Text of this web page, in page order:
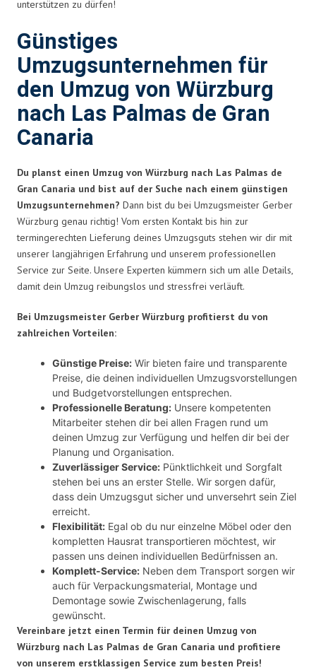
unterstützen zu dürfen!
Günstiges
Umzugsunternehmen für
den Umzug von Würzburg
nach Las Palmas de Gran
Canaria
Du planst einen Umzug von Würzburg nach Las Palmas de
Gran Canaria und bist auf der Suche nach einem günstigen
Umzugsunternehmen? Dann bist du bei Umzugsmeister Gerber
Würzburg genau richtig! Vom ersten Kontakt bis hin zur
termingerechten Lieferung deines Umzugsguts stehen wir dir mit
unserer langjährigen Erfahrung und unserem professionellen
Service zur Seite. Unsere Experten kümmern sich um alle Details,
damit dein Umzug reibungslos und stressfrei verläuft.
Bei Umzugsmeister Gerber Würzburg profitierst du von
zahlreichen Vorteilen:
Günstige Preise: Wir bieten faire und transparente
Preise, die deinen individuellen Umzugsvorstellungen
und Budgetvorstellungen entsprechen.
Professionelle Beratung: Unsere kompetenten
Mitarbeiter stehen dir bei allen Fragen rund um
deinen Umzug zur Verfügung und helfen dir bei der
Planung und Organisation.
Zuverlässiger Service: Pünktlichkeit und Sorgfalt
stehen bei uns an erster Stelle. Wir sorgen dafür,
dass dein Umzugsgut sicher und unversehrt sein Ziel
erreicht.
Flexibilität: Egal ob du nur einzelne Möbel oder den
kompletten Hausrat transportieren möchtest, wir
passen uns deinen individuellen Bedürfnissen an.
Komplett-Service: Neben dem Transport sorgen wir
auch für Verpackungsmaterial, Montage und
Demontage sowie Zwischenlagerung, falls
gewünscht.
Vereinbare jetzt einen Termin für deinen Umzug von
Würzburg nach Las Palmas de Gran Canaria und profitiere
von unserem erstklassigen Service zum besten Preis!